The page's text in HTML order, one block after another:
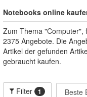
Notebooks online
Zum Thema "Computer",
2375 Angebote. Die
Artikel der gefunden
gebraucht kaufen.
Filter 1